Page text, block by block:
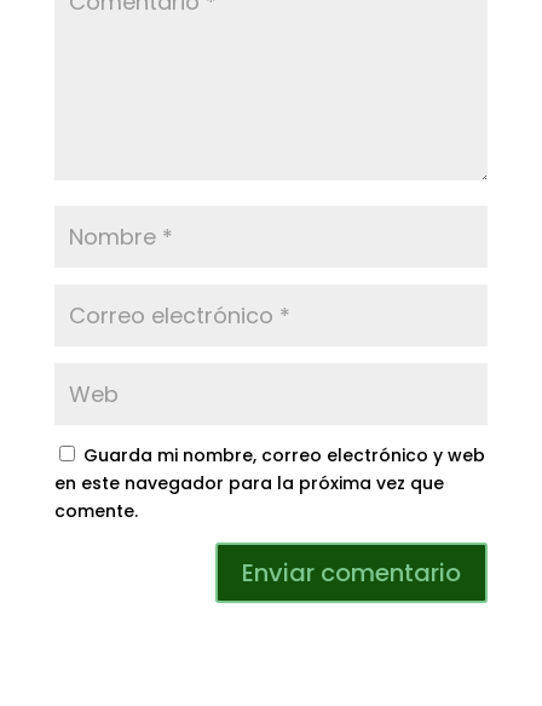
Guarda mi nombre, correo electrónico y web
en este navegador para la próxima vez que
comente.